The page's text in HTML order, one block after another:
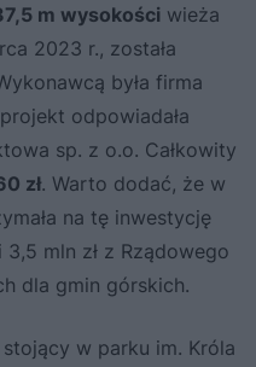
m wysokości wieża
2023 r., została
była firma
odpowiadała
sp. z o.o. Całkowity
zł. Warto dodać, że w
na tę inwestycję
mln zł z Rządowego
dla gmin górskich.
w parku im. Króla